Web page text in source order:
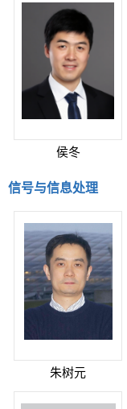
侯冬
信号与信息处理
朱树元